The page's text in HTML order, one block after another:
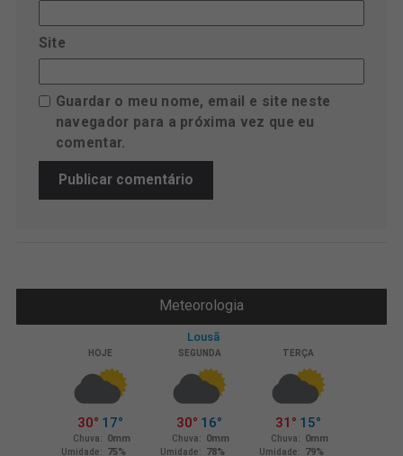
Site
Guardar o meu nome, email e site neste
navegador para a próxima vez que eu
comentar.
Meteorologia